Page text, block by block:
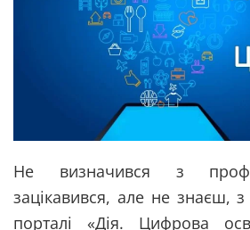
Не визначився з
зацікавився, але не знаєш,
порталі «Дія. Цифрова